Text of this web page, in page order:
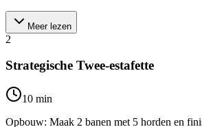
Meer lezen
2
Strategische Twee-estafette
10 min
Opbouw: Maak 2 banen met 5 horden en